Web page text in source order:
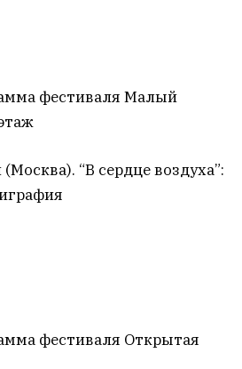
фестиваля Малый
“В сердце воздуха”:
фестиваля Открытая